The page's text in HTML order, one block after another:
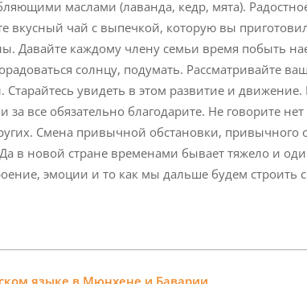
маслами (лаванда, кедр, мята).
вкусный чай с выпечкой, которую вы
каждому члену семьи время побыть
солнцу, подумать. Рассматривайте
увидеть в этом развитие и движение.
все обязательно благодарите. Не говорите
Смена привычной обстановки, привычного
в новой стране временами бывает тяжело и
эмоции и то как мы дальше будем строить
языке в Мюнхене и Баварии